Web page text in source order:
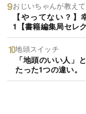
おじいちゃんが教え
【やってない？
1【書籍編集局セレ
地頭スイッチ
「地頭のいい人」
たった1つの違い。